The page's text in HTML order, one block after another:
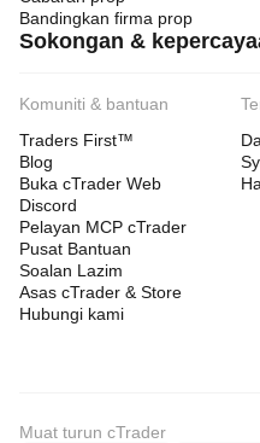
Bandingkan firma prop
Sokongan &
Komuniti & bantuan
Traders First™
Blog
Buka cTrader Web
Discord
Pelayan MCP cTrader
Pusat Bantuan
Soalan Lazim
Asas cTrader & Store
Hubungi kami
Muat turun cTrader